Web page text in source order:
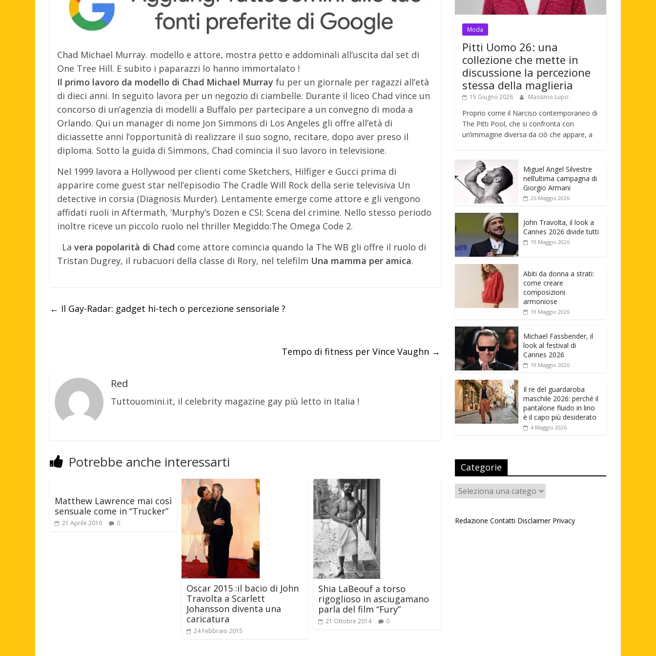
Chad Michael Murray. modello e attore, mostra petto e addominali all’uscita dal set di
One Tree Hill. E subito i paparazzi lo hanno immortalato !
Il primo lavoro da modello di Chad Michael Murray fu per un giornale per ragazzi all’età
di dieci anni. In seguito lavora per un negozio di ciambelle. Durante il liceo Chad vince un
concorso di un’agenzia di modelli a Buffalo per partecipare a un convegno di moda a
Orlando. Qui un manager di nome Jon Simmons di Los Angeles gli offre all’età di
diciassette anni l’opportunità di realizzare il suo sogno, recitare, dopo aver preso il
diploma. Sotto la guida di Simmons, Chad comincia il suo lavoro in televisione.
Nel 1999 lavora a Hollywood per clienti come Sketchers, Hilfiger e Gucci prima di
apparire come guest star nell’episodio The Cradle Will Rock della serie televisiva Un
detective in corsia (Diagnosis Murder). Lentamente emerge come attore e gli vengono
affidati ruoli in Aftermath, ‘Murphy’s Dozen e CSI: Scena del crimine. Nello stesso periodo
inoltre riceve un piccolo ruolo nel thriller Megiddo:The Omega Code 2.
La vera popolarità di Chad come attore comincia quando la The WB gli offre il ruolo di
Tristan Dugrey, il rubacuori della classe di Rory, nel telefilm Una mamma per amica.
← Il Gay-Radar: gadget hi-tech o percezione sensoriale ?
Tempo di fitness per Vince Vaughn →
Red
Tuttouomini.it, il celebrity magazine gay più letto in Italia !
Potrebbe anche interessarti
Matthew Lawrence mai così
sensuale come in “Trucker”
21 Aprile 2010 0
Oscar 2015 :il bacio di John
Travolta a Scarlett
Johansson diventa una
caricatura
24 Febbraio 2015
Shia LaBeouf a torso
rigoglioso in asciugamano
parla del film “Fury”
21 Ottobre 2014 0
Moda
Pitti Uomo 26: una
collezione che mette in
discussione la percezione
stessa della maglieria
15 Giugno 2026 Massimo Lupo
Proprio come il Narciso contemporaneo di
The Pitti Pool, che si confronta con
un’immagine diversa da ciò che appare, a
Miguel Angel Silvestre
nell’ultima campagna di
Giorgio Armani
26 Maggio 2026
John Travolta, il look a
Cannes 2026 divide tutti
19 Maggio 2026
Abiti da donna a strati:
come creare
composizioni
armoniose
19 Maggio 2026
Michael Fassbender, il
look al festival di
Cannes 2026
19 Maggio 2026
Il re del guardaroba
maschile 2026: perché il
pantalone fluido in lino
è il capo più desiderato
4 Maggio 2026
Categorie
Categorie
Redazione Contatti Disclaimer Privacy